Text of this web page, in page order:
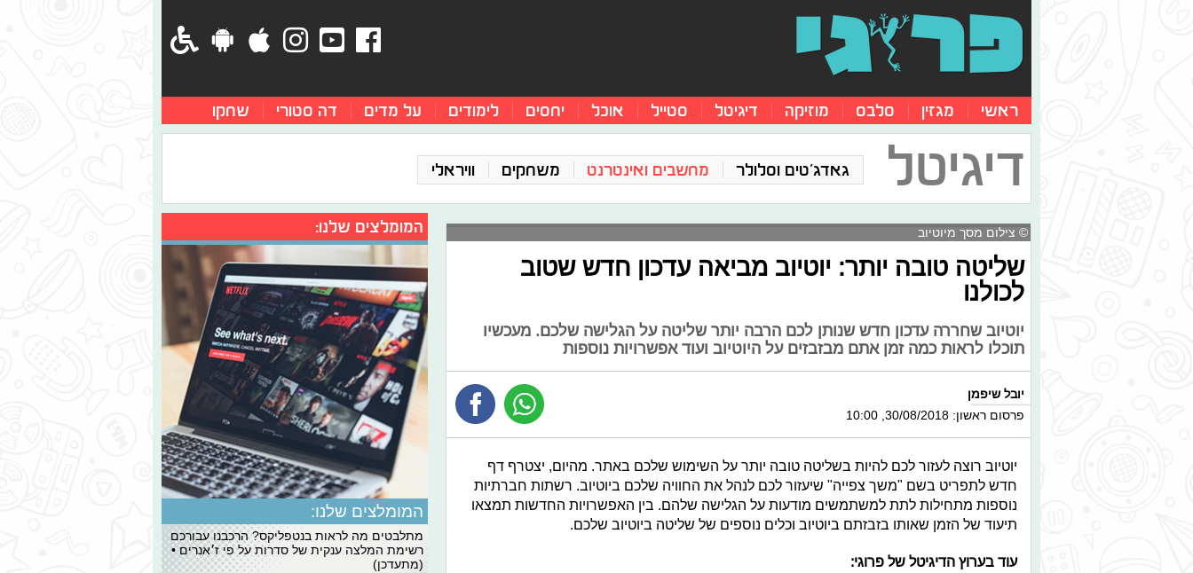
ראשי מגזין סלבס מוזיקה דיגיטל סטייל אוכל יחסים לימודים על מדים דה סטורי שחקו
דיגיטל גאדג'טים וסלולר מחשבים ואינטרנט משחקים וויראלי
© צילום מסך מיוטיוב
שליטה טובה יותר: יוטיוב מביאה עדכון חדש שטוב
לכולנו
יוטיוב שחררה עדכון חדש שנותן לכם הרבה יותר שליטה על הגלישה שלכם. מעכשיו
תוכלו לראות כמה זמן אתם מבזבזים על היוטיוב ועוד אפשרויות נוספות
יובל שיפמן
פרסום ראשון: 30/08/2018, 10:00
יוטיוב רוצה לעזור לכם להיות בשליטה טובה יותר על השימוש שלכם באתר. מהיום, יצטרף דף
חדש לתפריט בשם "משך צפייה" שיעזור לכם לנהל את החוויה שלכם ביוטיוב. רשתות חברתיות
נוספות מתחילות לתת למשתמשים מודעות על הגלישה שלהם. בין האפשרויות החדשות תמצאו
תיעוד של הזמן שאותו בזבזתם ביוטיוב וכלים נוספים של שליטה ביוטיוב שלכם.
עוד בערוץ הדיגיטל של פרוגי:
המומלצים שלנו:
המומלצים שלנו:
מתלבטים מה לראות בנטפליקס? הרכבנו עבורכם
רשימת המלצה ענקית של סדרות על פי ז׳אנרים •
(מתעדכן)